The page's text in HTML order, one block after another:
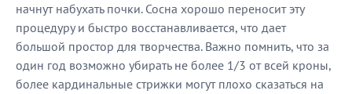
начнут набухать почки. Сосна хорошо переносит эту
процедуру и быстро восстанавливается, что дает
большой простор для творчества. Важно помнить, что за
один год возможно убирать не более 1/3 от всей кроны,
более кардинальные стрижки могут плохо сказаться на